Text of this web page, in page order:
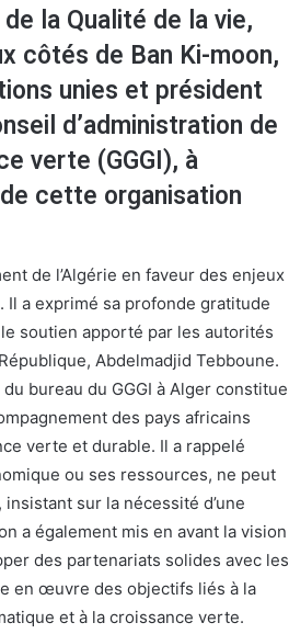
la Qualité de la vie,
côtés de Ban Ki-moon,
unies et président
d’administration de
verte (GGGI), à
cette organisation
de l’Algérie en faveur des enjeux
a exprimé sa profonde gratitude
soutien apporté par les autorités
Abdelmadjid Tebboune.
du bureau du GGGI à Alger constitue
des pays africains
verte et durable. Il a rappelé
ou ses ressources, ne peut
sur la nécessité d’une
a également mis en avant la vision
des partenariats solides avec les
en œuvre des objectifs liés à la
et à la croissance verte.